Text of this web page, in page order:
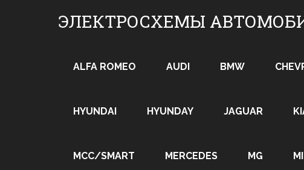
ЭЛЕКТРОСХЕМЫ
ALFA ROMEO AUDI BMW
HYUNDAI HYUNDAY JAGUAR
MCC/SMART MERCEDES MG